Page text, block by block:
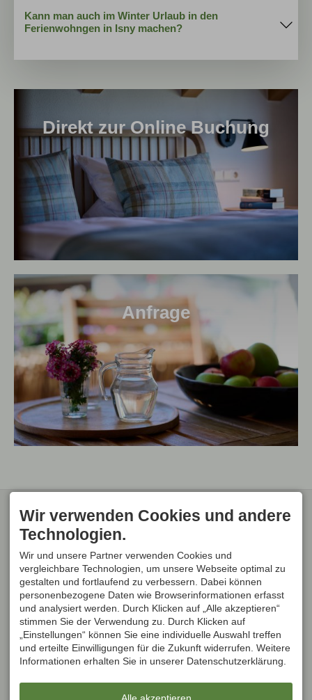
Kann man auch im Winter Urlaub in den
Ferienwohngen in Isny machen?
Anfrage
Direkt zur Online Buchung
Klaus Halder
Ferienwohnungen
Senngutweg 28
88316 Isny
DEUTSCHLAND
info@landurlaub-allgaeu.de
WEITERE
INFORMATIONEN
Bewertung abgeben
Newsletteranmeldung
Jobs
Wir verwenden Cookies und andere
Technologien.
Wir und unsere Partner verwenden Cookies und
vergleichbare Technologien, um unsere Webseite optimal zu
gestalten und fortlaufend zu verbessern. Dabei können
personenbezogene Daten wie Browserinformationen erfasst
und analysiert werden. Durch Klicken auf „Alle akzeptieren“
stimmen Sie der Verwendung zu. Durch Klicken auf
„Einstellungen“ können Sie eine individuelle Auswahl treffen
und erteilte Einwilligungen für die Zukunft widerrufen. Weitere
Informationen erhalten Sie in unserer Datenschutzerklärung.